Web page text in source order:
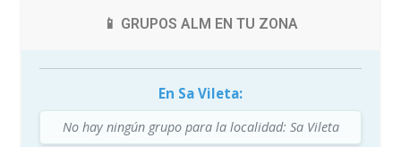
📱 GRUPOS ALM EN TU ZONA
En Sa Vileta:
No hay ningún grupo para la localidad: Sa Vileta